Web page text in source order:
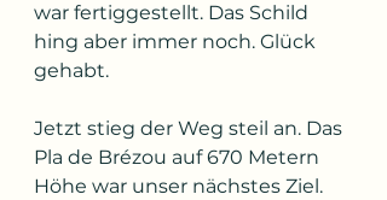
war fertiggestellt. Das Schild
hing aber immer noch. Glück
gehabt.
Jetzt stieg der Weg steil an. Das
Pla de Brézou auf 670 Metern
Höhe war unser nächstes Ziel.